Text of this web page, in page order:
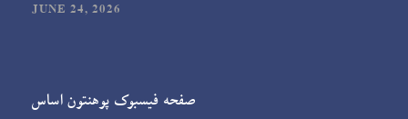
JUNE 24, 2026
صفحه فیسبوک پوهنتون اساس